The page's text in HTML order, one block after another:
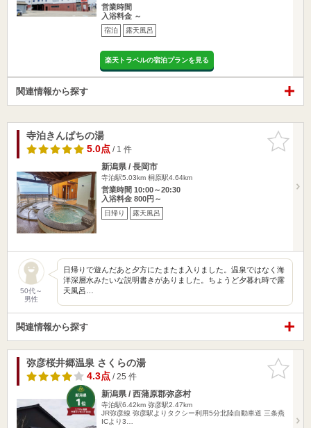
営業時間
入浴料金 ～
宿泊 露天風呂
楽天トラベルの宿泊プランを見る
関連情報から探す
お気に入
りに追加
寺泊きんぱちの湯
5.0点/ 1 件
新潟県 / 長岡市
寺泊駅5.03km 桐原駅4.64km
営業時間 10:00～20:30
入浴料金 800円～
日帰り 露天風呂
50代～
男性
日帰りで遊んだあと夕方にたまたま入りました。温泉ではなく海
洋深層水みたいな説明書きがありました。ちょうど夕暮れ時で露
天風呂…
関連情報から探す
お気に入
りに追加
弥彦桜井郷温泉 さくらの湯
4.3点/ 25 件
新潟県 / 西蒲原郡弥彦村
寺泊駅6.42km 弥彦駅2.47km
JR弥彦線 弥彦駅よりタクシー利用5分北陸自動車道 三条燕
ICより3…